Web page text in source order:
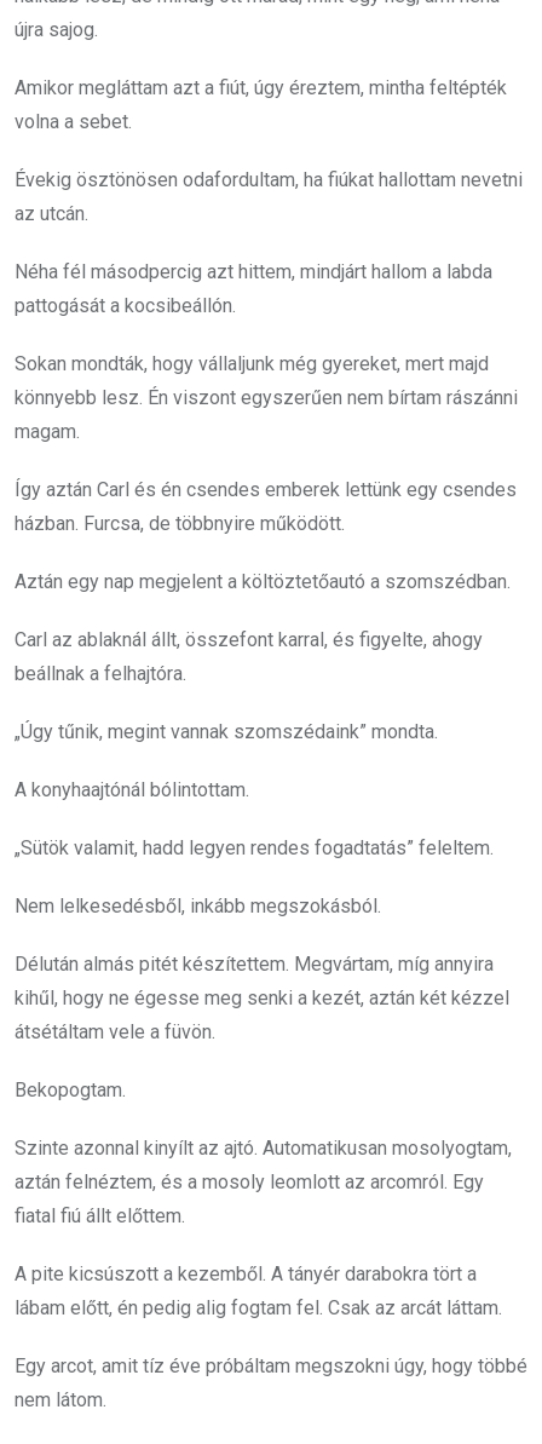
újra sajog.
Amikor megláttam azt a fiút, úgy éreztem, mintha feltépték
volna a sebet.
Évekig ösztönösen odafordultam, ha fiúkat hallottam nevetni
az utcán.
Néha fél másodpercig azt hittem, mindjárt hallom a labda
pattogását a kocsibeállón.
Sokan mondták, hogy vállaljunk még gyereket, mert majd
könnyebb lesz. Én viszont egyszerűen nem bírtam rászánni
magam.
Így aztán Carl és én csendes emberek lettünk egy csendes
házban. Furcsa, de többnyire működött.
Aztán egy nap megjelent a költöztetőautó a szomszédban.
Carl az ablaknál állt, összefont karral, és figyelte, ahogy
beállnak a felhajtóra.
„Úgy tűnik, megint vannak szomszédaink” mondta.
A konyhaajtónál bólintottam.
„Sütök valamit, hadd legyen rendes fogadtatás” feleltem.
Nem lelkesedésből, inkább megszokásból.
Délután almás pitét készítettem. Megvártam, míg annyira
kihűl, hogy ne égesse meg senki a kezét, aztán két kézzel
átsétáltam vele a füvön.
Bekopogtam.
Szinte azonnal kinyílt az ajtó. Automatikusan mosolyogtam,
aztán felnéztem, és a mosoly leomlott az arcomról. Egy
fiatal fiú állt előttem.
A pite kicsúszott a kezemből. A tányér darabokra tört a
lábam előtt, én pedig alig fogtam fel. Csak az arcát láttam.
Egy arcot, amit tíz éve próbáltam megszokni úgy, hogy többé
nem látom.